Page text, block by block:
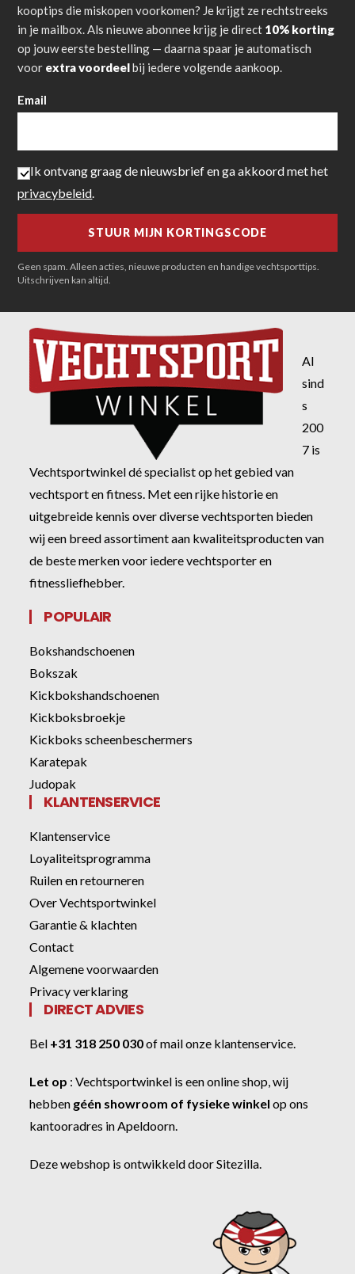
kooptips die miskopen voorkomen? Je krijgt ze rechtstreeks
in je mailbox. Als nieuwe abonnee krijg je direct 10% korting
op jouw eerste bestelling — daarna spaar je automatisch
voor extra voordeelbij iedere volgende aankoop.
Email
Ik ontvang graag de nieuwsbrief en ga akkoord met het
privacybeleid.
Geen spam. Alleen acties, nieuwe producten en handige vechtsporttips.
Uitschrijven kan altijd.
Al
sind
s
200
7 is
Vechtsportwinkel dé specialist op het gebied van
vechtsport en fitness. Met een rijke historie en
uitgebreide kennis over diverse vechtsporten bieden
wij een breed assortiment aan kwaliteitsproducten van
de beste merken voor iedere vechtsporter en
fitnessliefhebber.
POPULAIR
Bokshandschoenen
Bokszak
Kickbokshandschoenen
Kickboksbroekje
Kickboks scheenbeschermers
Karatepak
Judopak
KLANTENSERVICE
Klantenservice
Loyaliteitsprogramma
Ruilen en retourneren
Over Vechtsportwinkel
Garantie & klachten
Contact
Algemene voorwaarden
Privacy verklaring
DIRECT ADVIES
Bel +31 318 250 030ofmail onze klantenservice.
Let op :Vechtsportwinkel is een online shop, wij
hebben géén showroom of fysieke winkel op ons
kantooradres in Apeldoorn.
Deze webshop is ontwikkeld doorSitezilla.